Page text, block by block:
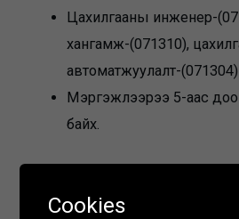
Цахилгааны инженер-
хангамж-(071310),
автоматжуулалт-
Мэргэжлээрээ 5-аас
байх.
Cookies